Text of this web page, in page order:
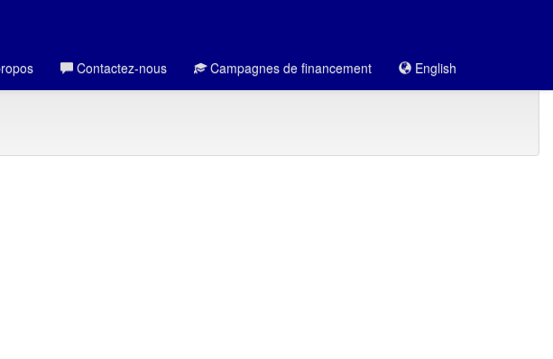
Contactez-nous Campagnes de financement English